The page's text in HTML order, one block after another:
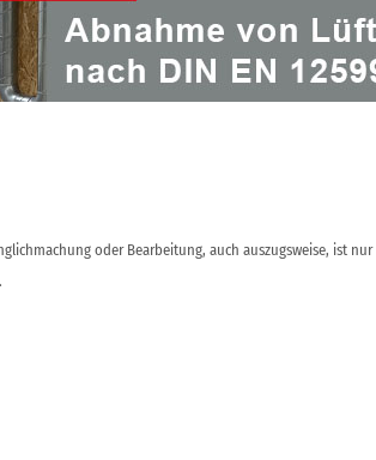
sind die Neuerscheinungen des Jahres 2021
die Redaktion Zusammenfassungen
Artikelnummern).
oder Bearbeitung, auch auszugsweise, ist nur